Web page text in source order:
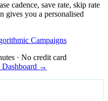
cadence, save rate, skip rate
you a personalised
Campaigns
· No credit card
Dashboard →